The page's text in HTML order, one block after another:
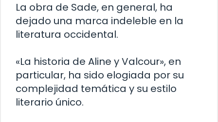
La obra de Sade, en general, ha
dejado una marca indeleble en la
literatura occidental.
«La historia de Aline y Valcour», en
particular, ha sido elogiada por su
complejidad temática y su estilo
literario único.